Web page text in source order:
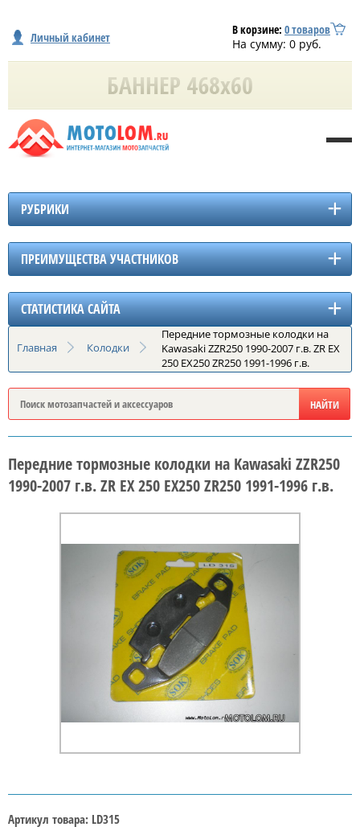
Личный кабинет В корзине: 0товаров
На сумму: 0 руб.
РУБРИКИ
ПРЕИМУЩЕСТВА УЧАСТНИКОВ
СТАТИСТИКА САЙТА
Главная Колодки
Передние тормозные колодки на
Kawasaki ZZR250 1990-2007 г.в. ZR EX
250 EX250 ZR250 1991-1996 г.в.
Передние тормозные колодки на Kawasaki ZZR250
1990-2007 г.в. ZR EX 250 EX250 ZR250 1991-1996 г.в.
Артикул товара: LD315